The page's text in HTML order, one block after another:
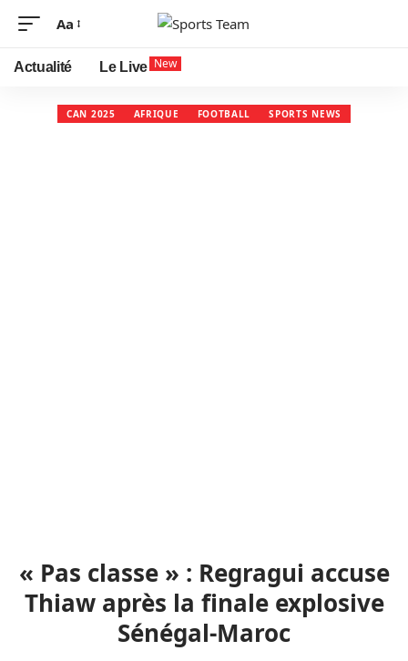
Aa
Actualité Le Live New
CAN 2025 AFRIQUE FOOTBALL SPORTS NEWS
« Pas classe » : Regragui accuse
Thiaw après la finale explosive
Sénégal-Maroc